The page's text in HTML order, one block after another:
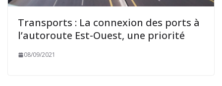
Transports : La connexion des ports à
l’autoroute Est-Ouest, une priorité
08/09/2021